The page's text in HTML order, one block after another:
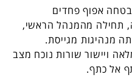
אפוף פחדים
תחילה מהמנהל הראשי,
מנהיגות מגייסת.
ויישור שורות נוכח מצב
אל כתף.